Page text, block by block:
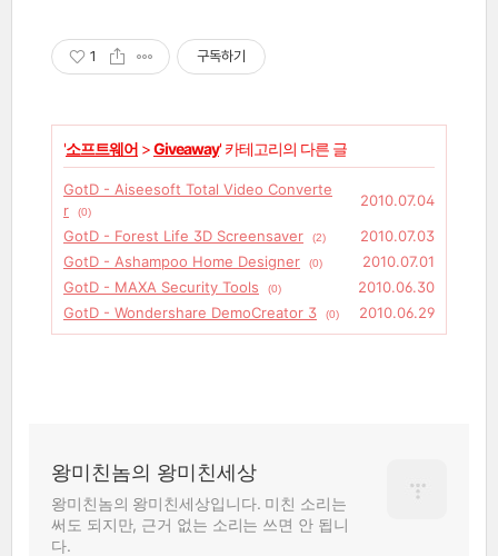
1 구독하기
'소프트웨어 >Giveaway' 카테고리의 다른 글
GotD - Aiseesoft Total Video Converte
r
(0)
2010.07.04
GotD - Forest Life 3D Screensaver
(2)
2010.07.03
GotD - Ashampoo Home Designer
(0)
2010.07.01
GotD - MAXA Security Tools
(0)
2010.06.30
GotD - Wondershare DemoCreator 3
(0) 2010.06.29
왕미친놈의 왕미친세상
왕미친놈의 왕미친세상입니다. 미친 소리는
써도 되지만, 근거 없는 소리는 쓰면 안 됩니
다.